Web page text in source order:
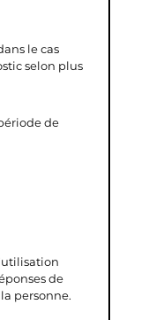
le cas
selon plus
de
de
personne.